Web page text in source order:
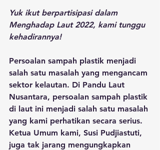
Yuk ikut berpartisipasi dalam
Menghadap Laut 2022, kami tunggu
kehadirannya!
Persoalan sampah plastik menjadi
salah satu masalah yang mengancam
sektor kelautan. Di Pandu Laut
Nusantara, persoalan sampah plastik
di laut ini menjadi salah satu masalah
yang kami perhatikan secara serius.
Ketua Umum kami, Susi Pudjiastuti,
juga tak jarang mengungkapkan